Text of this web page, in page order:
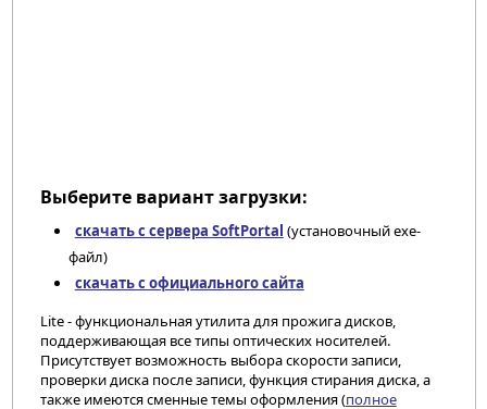
Выберите вариант загрузки:
скачать с сервера SoftPortal (установочный exe-
файл)
скачать с официального сайта
Lite - функциональная утилита для прожига дисков,
поддерживающая все типы оптических носителей.
Присутствует возможность выбора скорости записи,
проверки диска после записи, функция стирания диска, а
также имеются сменные темы оформления (полное